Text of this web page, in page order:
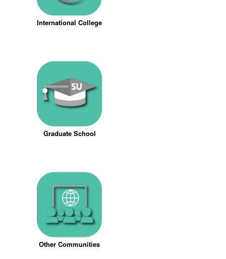
International College
Graduate School
Other Communities